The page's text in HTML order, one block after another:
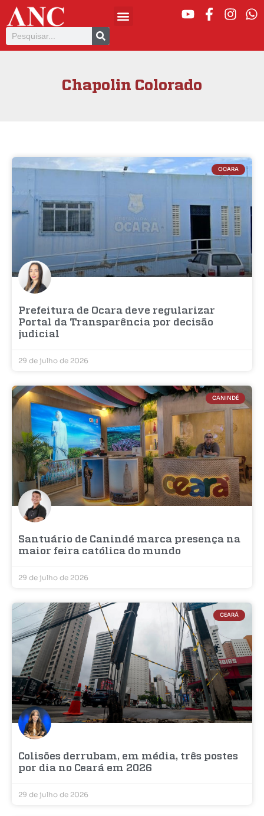
Chapolin Colorado
OCARA
Prefeitura de Ocara deve regularizar
Portal da Transparência por decisão
judicial
29 de julho de 2026
CANINDÉ
Santuário de Canindé marca presença na
maior feira católica do mundo
29 de julho de 2026
CEARÁ
Colisões derrubam, em média, três postes
por dia no Ceará em 2026
29 de julho de 2026